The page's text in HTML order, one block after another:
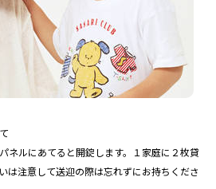
ネルにあてると開錠します。１家庭に２枚貸
は注意して送迎の際は忘れずにお持ちくださ